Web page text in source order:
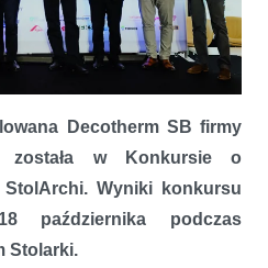
Decotherm SB firmy
została w Konkursie o
Wyniki konkursu
października podczas
Stolarki.